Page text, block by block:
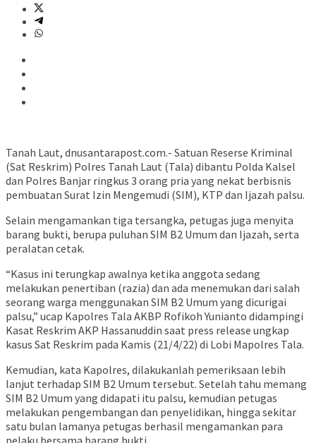
Tanah Laut, dnusantarapost.com.- Satuan Reserse Kriminal
(Sat Reskrim) Polres Tanah Laut (Tala) dibantu Polda Kalsel
dan Polres Banjar ringkus 3 orang pria yang nekat berbisnis
pembuatan Surat Izin Mengemudi (SIM), KTP dan Ijazah palsu.
Selain mengamankan tiga tersangka, petugas juga menyita
barang bukti, berupa puluhan SIM B2 Umum dan Ijazah, serta
peralatan cetak.
“Kasus ini terungkap awalnya ketika anggota sedang
melakukan penertiban (razia) dan ada menemukan dari salah
seorang warga menggunakan SIM B2 Umum yang dicurigai
palsu,” ucap Kapolres Tala AKBP Rofikoh Yunianto didampingi
Kasat Reskrim AKP Hassanuddin saat press release ungkap
kasus Sat Reskrim pada Kamis (21/4/22) di Lobi Mapolres Tala.
Kemudian, kata Kapolres, dilakukanlah pemeriksaan lebih
lanjut terhadap SIM B2 Umum tersebut. Setelah tahu memang
SIM B2 Umum yang didapati itu palsu, kemudian petugas
melakukan pengembangan dan penyelidikan, hingga sekitar
satu bulan lamanya petugas berhasil mengamankan para